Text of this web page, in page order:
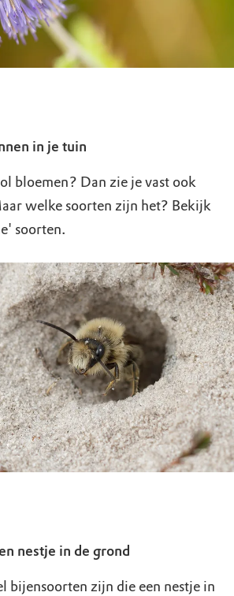
in je tuin
bloemen? Dan zie je vast ook
welke soorten zijn het? Bekijk
soorten.
nestje in de grond
bijensoorten zijn die een nestje in